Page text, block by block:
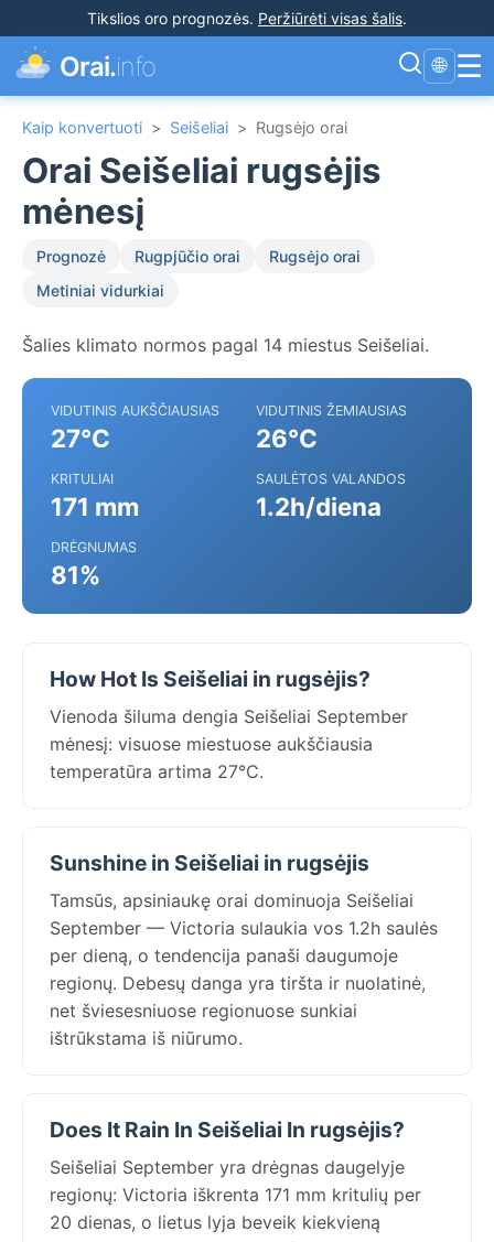
Tikslios oro prognozės. Peržiūrėti visas šalis.
Orai.info 🌐 ☰
Kaip konvertuoti > Seišeliai > Rugsėjo orai
Orai Seišeliai rugsėjis
mėnesį
Prognozė Rugpjūčio orai
Rugsėjo orai
Metiniai vidurkiai
Šalies klimato normos pagal 14 miestus Seišeliai.
VIDUTINIS AUKŠČIAUSIAS
27°C
VIDUTINIS ŽEMIAUSIAS
26°C
KRITULIAI
171 mm
SAULĖTOS VALANDOS
1.2h/diena
DRĖGNUMAS
81%
How Hot Is Seišeliai in rugsėjis?
Vienoda šiluma dengia Seišeliai September
mėnesį: visuose miestuose aukščiausia
temperatūra artima 27°C.
Sunshine in Seišeliai in rugsėjis
Tamsūs, apsiniaukę orai dominuoja Seišeliai
September — Victoria sulaukia vos 1.2h saulės
per dieną, o tendencija panaši daugumoje
regionų. Debesų danga yra tiršta ir nuolatinė,
net šviesesniuose regionuose sunkiai
ištrūkstama iš niūrumo.
Does It Rain In Seišeliai In rugsėjis?
Seišeliai September yra drėgnas daugelyje
regionų: Victoria iškrenta 171 mm kritulių per
20 dienas, o lietus lyja beveik kiekvieną